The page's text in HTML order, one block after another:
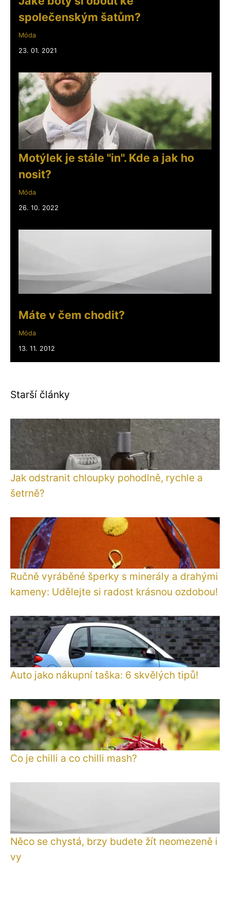
společenským šatům?
Móda
23. 01. 2021
Motýlek je stále "in". Kde a jak ho
nosit?
Móda
26. 10. 2022
Máte v čem chodit?
Móda
13. 11. 2012
Starší články
Jak odstranit chloupky pohodlně, rychle a
šetrně?
Ručně vyráběné šperky s minerály a drahými
kameny: Udělejte si radost krásnou ozdobou!
Auto jako nákupní taška: 6 skvělých tipů!
Co je chilli a co chilli mash?
Něco se chystá, brzy budete žít neomezeně i
vy